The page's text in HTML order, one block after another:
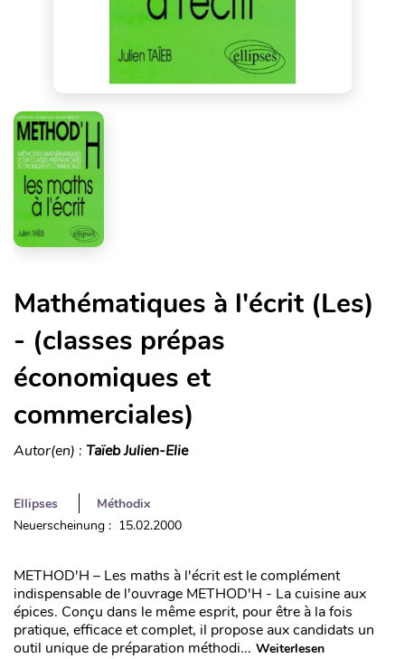
Mathématiques à l'écrit (Les)
- (classes prépas
économiques et
commerciales)
Autor(en) : Taïeb Julien-Elie
Ellipses
Méthodix
Neuerscheinung : 15.02.2000
METHOD'H – Les maths à l'écrit est le complément
indispensable de l'ouvrage METHOD'H - La cuisine aux
épices. Conçu dans le même esprit, pour être à la fois
pratique, efficace et complet, il propose aux candidats un
outil unique de préparation méthodi... Weiterlesen